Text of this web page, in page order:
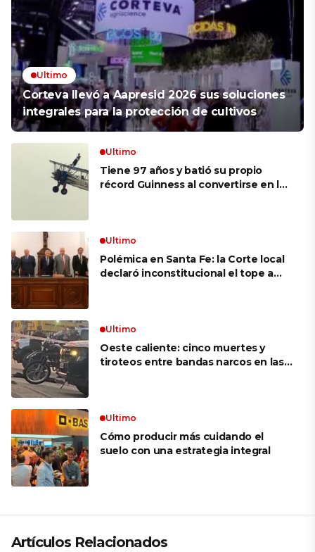
Ultimo
Corteva llevó a Aapresid 2026 sus soluciones
integrales para la protección de cultivos
Ultimo
Tiene 97 años y batió su propio
récord Guinness al convertirse en la
puedo’ no existen en mi vocabulario»
Ultimo
Polémica en Santa Fe: la Corte local
declaró inconstitucional el tope a
Ultimo
Oeste caliente: cinco muertes y
tiroteos entre bandas narcos en las
Ultimo
Cómo producir más cuidando el
suelo con una estrategia integral
Artículos Relacionados